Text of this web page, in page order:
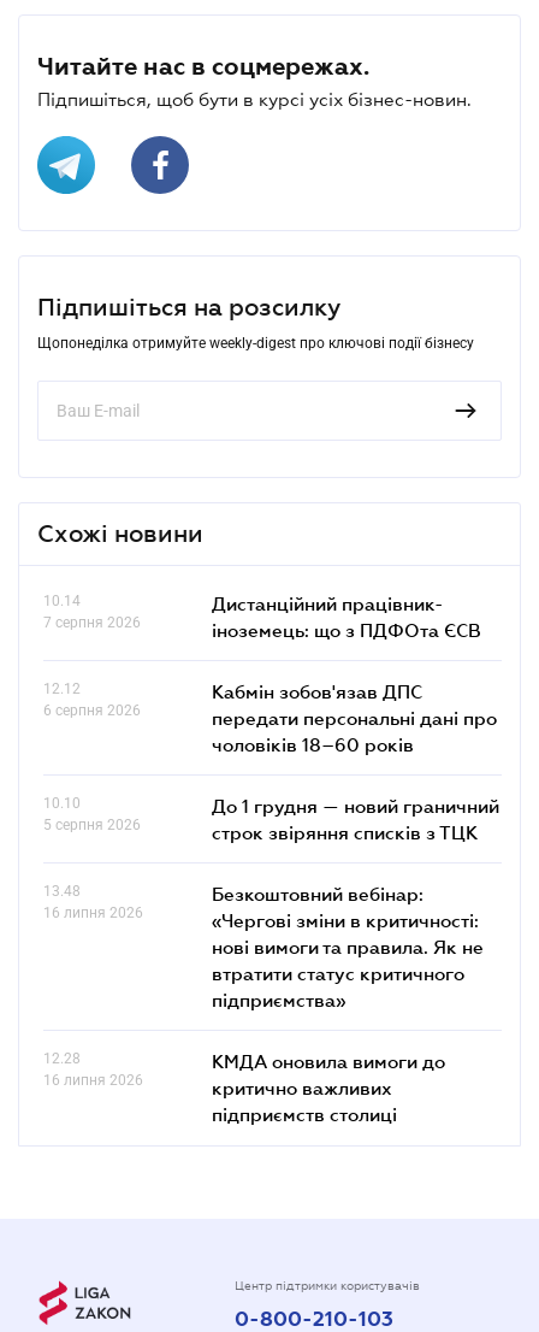
Читайте нас в соцмережах.
Підпишіться, щоб бути в курсі усіх бізнес-новин.
Підпишіться на розсилку
Щопонеділка отримуйте weekly-digest про ключові події бізнесу
Схожі новини
10.14
7 серпня 2026
Дистанційний працівник-
іноземець: що з ПДФОта ЄСВ
12.12
6 серпня 2026
Кабмін зобов'язав ДПС
передати персональні дані про
чоловіків 18–60 років
10.10
5 серпня 2026
До 1 грудня — новий граничний
строк звіряння списків з ТЦК
13.48
16 липня 2026
Безкоштовний вебінар:
«Чергові зміни в критичності:
нові вимоги та правила. Як не
втратити статус критичного
підприємства»
12.28
16 липня 2026
КМДА оновила вимоги до
критично важливих
підприємств столиці
Центр підтримки користувачів
0-800-210-103